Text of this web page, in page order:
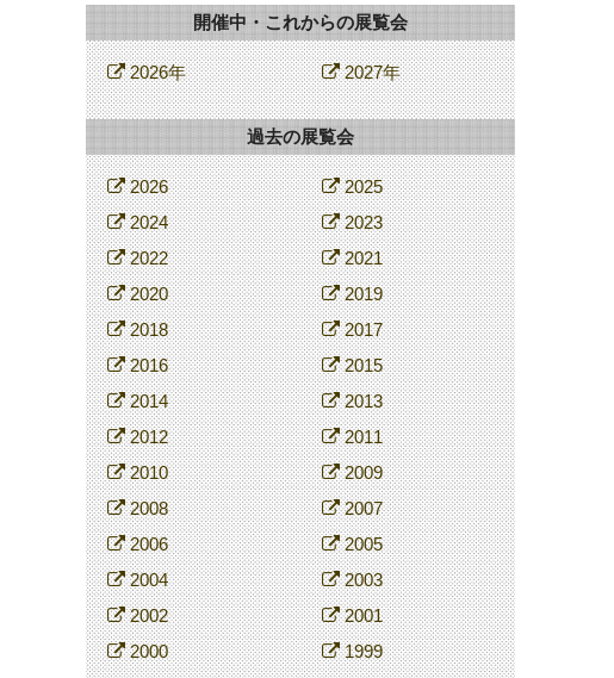
開催中・これからの展覧会
2026年 2027年
過去の展覧会
2026
2025
2024
2023
2022
2021
2020
2019
2018
2017
2016
2015
2014
2013
2012
2011
2010
2009
2008
2007
2006
2005
2004
2003
2002
2001
2000
1999